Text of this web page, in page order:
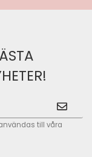
till våra